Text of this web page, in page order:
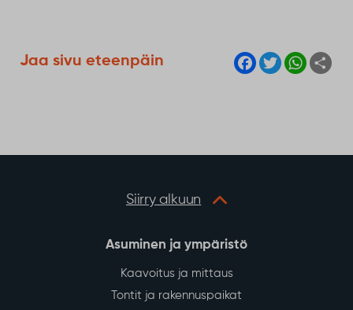
Jaa sivu eteenpäin
F
a
T
w
W
h
Siirry alkuun
Asuminen ja ympäristö
Kaavoitus ja mittaus
Tontit ja rakennuspaikat